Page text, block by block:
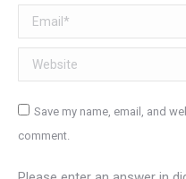
Email *
Website
Save my name, email, and
comment.